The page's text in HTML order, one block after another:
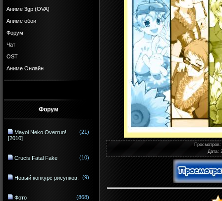
Аниме 3gp (OVA)
Аниме обои
Форум
Чат
OST
Аниме Онлайн
Форум
Mayoi Neko Overrun!
[2010]
(21)
Crucis Fatal Fake (10)
Новый конкурс рисунков. (9)
Фото (868)
Просмотров:
Дата: